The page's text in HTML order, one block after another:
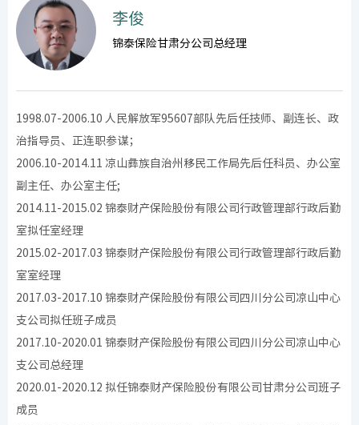
李俊
锦泰保险甘肃分公司总经理
1998.07-2006.10 人民解放军95607部队先后任技师、副连长、政
治指导员、正连职参谋；
2006.10-2014.11 凉山彝族自治州移民工作局先后任科员、办公室
副主任、办公室主任;
2014.11-2015.02 锦泰财产保险股份有限公司行政管理部行政后勤
室拟任室经理
2015.02-2017.03 锦泰财产保险股份有限公司行政管理部行政后勤
室室经理
2017.03-2017.10 锦泰财产保险股份有限公司四川分公司凉山中心
支公司拟任班子成员
2017.10-2020.01 锦泰财产保险股份有限公司四川分公司凉山中心
支公司总经理
2020.01-2020.12 拟任锦泰财产保险股份有限公司甘肃分公司班子
成员